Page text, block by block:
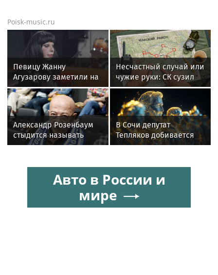
Poisk-music.ru
Певицу Жанну
Агузарову заметили на
отдыхе в загородном
отеле с 22-летним
другом
Несчастный случай или
чужие руки: СК сузил
загадку Усольцевых до
двух версий
Александр Розенбаум
стыдится называть
себя звездой
В Сочи депутат
Тепляков добивается
изменений в Генплан
Авто в России и
мире